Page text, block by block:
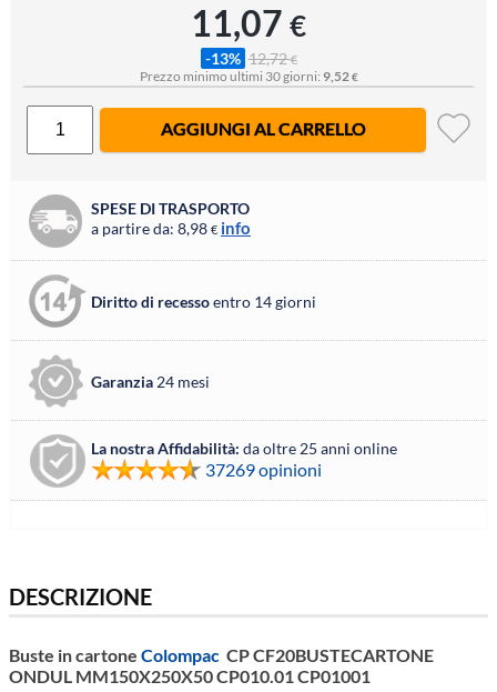
11,07 €
-13% 12,72€
Prezzo minimo ultimi 30 giorni: 9,52€
AGGIUNGI AL CARRELLO
SPESE DI TRASPORTO
a partire da: 8,98 € info
Diritto di recessoentro 14 giorni
Garanzia 24 mesi
La nostra Affidabilità: da oltre 25 anni online
37269 opinioni
DESCRIZIONE
Buste in cartone Colompac CP CF20BUSTECARTONE
ONDUL MM150X250X50 CP010.01 CP01001